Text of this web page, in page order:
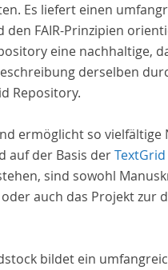
und die
Texte stammen
auf der
basierenden
wir unter der
Repository.
Es liefert einen
FAIR-Prinzipien
eine nachhaltige,
derselben
Repository.
ermöglicht so vielfältige
auf der Basis der
sind sowohl
auch das Projekt zur
bildet ein